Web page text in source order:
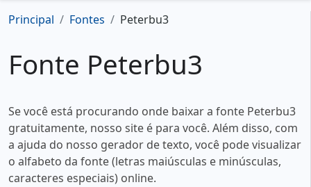
Principal Fontes Peterbu3
Fonte Peterbu3
Se você está procurando onde baixar a fonte Peterbu3
gratuitamente, nosso site é para você. Além disso, com
a ajuda do nosso gerador de texto, você pode visualizar
o alfabeto da fonte (letras maiúsculas e minúsculas,
caracteres especiais) online.